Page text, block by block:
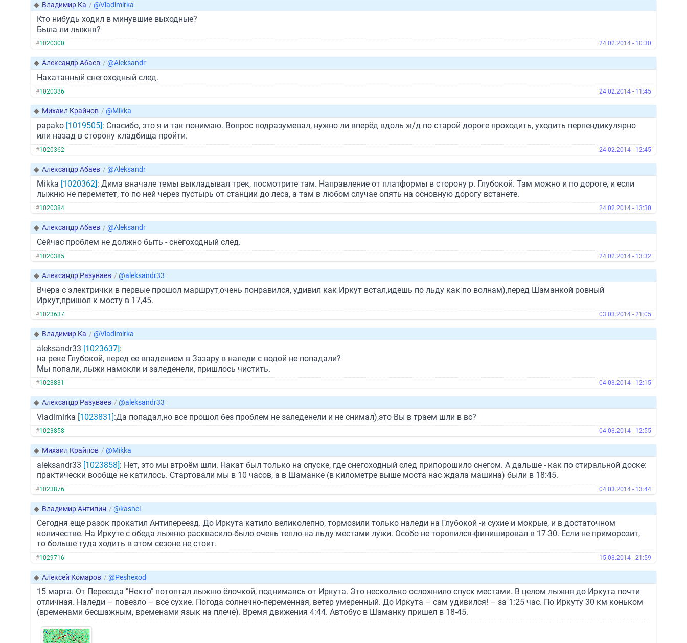
◆ Владимир Ка / @Vladimirka
Кто нибудь ходил в минувшие выходные?
Была ли лыжня?
#1020300 24.02.2014 - 10:30
◆ Александр Абаев / @Aleksandr
Накатанный снегоходный след.
#1020336 24.02.2014 - 11:45
◆ Михаил Крайнов / @Mikka
papako [1019505]: Спасибо, это я и так понимаю. Вопрос подразумевал, нужно ли вперёд вдоль ж/д по старой дороге проходить, уходить перпендикулярно
или назад в сторону кладбища пройти.
#1020362 24.02.2014 - 12:45
◆ Александр Абаев / @Aleksandr
Mikka [1020362]: Дима вначале темы выкладывал трек, посмотрите там. Направление от платформы в сторону р. Глубокой. Там можно и по дороге, и если
лыжню не переметет, то по ней через пустырь от станции до леса, а там в любом случае опять на основную дорогу встанете.
#1020384 24.02.2014 - 13:30
◆ Александр Абаев / @Aleksandr
Сейчас проблем не должно быть - снегоходный след.
#1020385 24.02.2014 - 13:32
◆ Александр Разуваев / @aleksandr33
Вчера с электрички в первые прошол маршрут,очень понравился, удивил как Иркут встал,идешь по льду как по волнам),перед Шаманкой ровный
Иркут,пришол к мосту в 17,45.
#1023637 03.03.2014 - 21:05
◆ Владимир Ка / @Vladimirka
aleksandr33 [1023637]:
на реке Глубокой, перед ее впадением в Зазару в наледи с водой не попадали?
Мы попали, лыжи намокли и заледенели, пришлось чистить.
#1023831 04.03.2014 - 12:15
◆ Александр Разуваев / @aleksandr33
Vladimirka [1023831]:Да попадал,но все прошол без проблем не заледенели и не снимал),это Вы в траем шли в вс?
#1023858 04.03.2014 - 12:55
◆ Михаил Крайнов / @Mikka
aleksandr33 [1023858]: Нет, это мы втроём шли. Накат был только на спуске, где снегоходный след припорошило снегом. А дальше - как по стиральной доске:
практически вообще не катилось. Стартовали мы в 10 часов, а в Шаманке (в километре выше моста нас ждала машина) были в 18:45.
#1023876 04.03.2014 - 13:44
◆ Владимир Антипин / @kashei
Сегодня еще разок прокатил Антипереезд. До Иркута катило великолепно, тормозили только наледи на Глубокой -и сухие и мокрые, и в достаточном
количестве. На Иркуте с обеда лыжню расквасило-было очень тепло-на льду местами лужи. Особо не торопился-финишировал в 17-30. Если не приморозит,
то больше туда ходить в этом сезоне не стоит.
#1029716 15.03.2014 - 21:59
◆ Алексей Комаров / @Peshexod
15 марта. От Переезда "Некто" потоптал лыжню ёлочкой, поднимаясь от Иркута. Это несколько осложнило спуск местами. В целом лыжня до Иркута почти
отличная. Наледи – повезло – все сухие. Погода солнечно-переменная, ветер умеренный. До Иркута – сам удивился! – за 1:25 час. По Иркуту 30 км коньком
(временами бесшажным, временами язык на плече). Время движения 4:44. Автобус в Шаманку пришел в 18-45.